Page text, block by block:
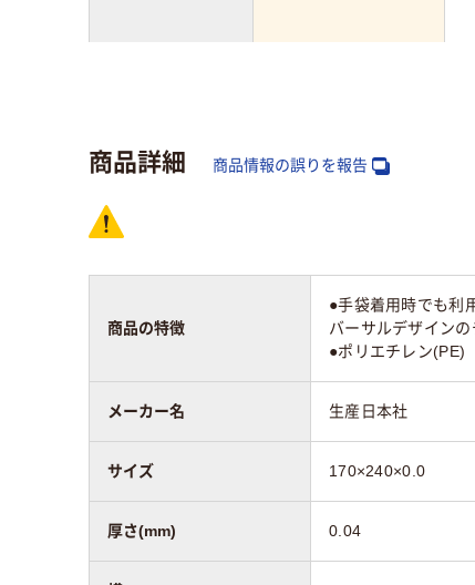
アスクル商品環境
商品詳細 商品情報の誤りを報告
商品の特徴
●手袋着用時でも利
バーサルデザインの
●ポリエチレン(PE)
メーカー名 生産日本社
サイズ 170×240×0.0
厚さ(mm) 0.04